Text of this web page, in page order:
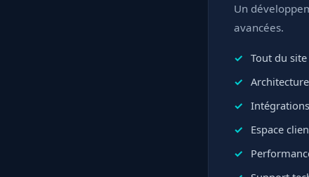
Un
avancées.
Tout du
Espace